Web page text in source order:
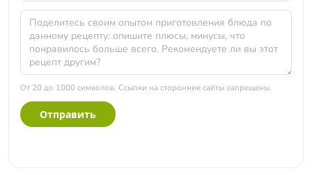
От 20 до 1000 символов. Ссылки на сторонние сайты запрещены.
Отправить